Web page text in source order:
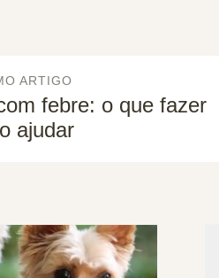
ARTIGO
febre: o que fazer
ajudar